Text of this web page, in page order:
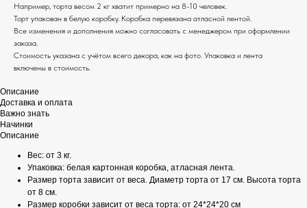
Например, торта весом 2 кг хватит примерно на 8-10 человек.
Торт упакован в белую коробку. Коробка перевязана атласной лентой.
Все изменения и дополнения можно согласовать с менеджером при оформлении
заказа.
Стоимость указана с учётом всего декора, как на фото. Упаковка и лента
включены в стоимость.
Описание
Доставка и оплата
Важно знать
Начинки
Описание
Вес: от 3 кг.
Упаковка: белая картонная коробка, атласная лента.
Размер торта зависит от веса. Диаметр торта от 17 см. Высота торта
от 8 см.
Размер коробки зависит от веса торта: от 24*24*20 см